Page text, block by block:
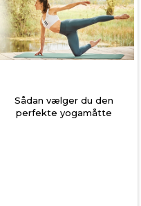
Sådan vælger du den
perfekte yogamåtte